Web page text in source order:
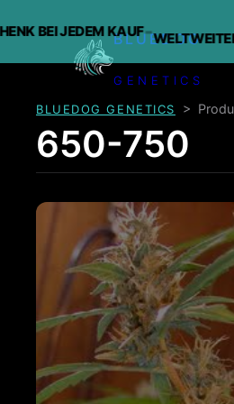
Inhalt
springen
JEDEM KAUF-WELTWEITER
BLUEDOG
GENETICS
BLUEDOG GENETICS >
650-750